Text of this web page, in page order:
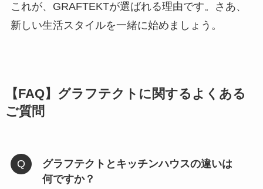
これが、GRAFTEKTが選ばれる理由です。さあ、
新しい生活スタイルを一緒に始めましょう。
【FAQ】グラフテクトに関するよくある
ご質問
グラフテクトとキッチンハウスの違いは
何ですか？